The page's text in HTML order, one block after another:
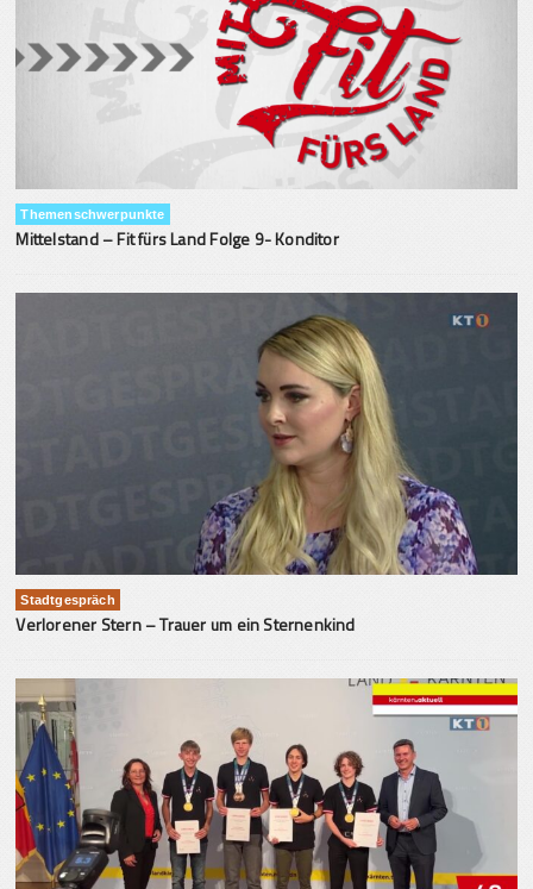
Themenschwerpunkte
Mittelstand – Fit fürs Land Folge 9- Konditor
Stadtgespräch
Verlorener Stern – Trauer um ein Sternenkind